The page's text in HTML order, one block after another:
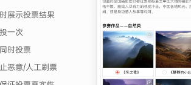
展示投票结果
一次
时投票
恶意/人工刷票